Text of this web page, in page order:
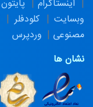
اینستاگرام
پایتون
وبسایت
کلودفلر
مصنوعی
وردپرس
نشان ها